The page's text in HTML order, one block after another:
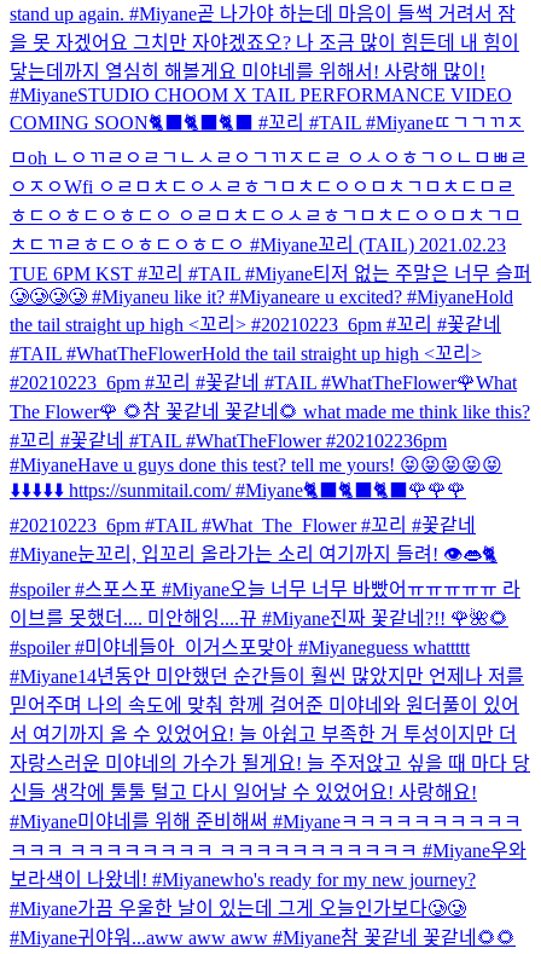
stand up again. #Miyane곧 나가야 하는데 마음이 들썩 거려서 잠
을 못 자겠어요 그치만 자야겠죠오? 나 조금 많이 힘든데 내 힘이
닿는데까지 열심히 해볼게요 미야네를 위해서! 사랑해 많이!
#MiyaneSTUDIO CHOOM X TAIL PERFORMANCE VIDEO
COMING SOON🐈‍⬛🐈‍⬛🐈‍⬛ #꼬리 #TAIL #Miyaneㄸㄱㄱㄲㅈ
ㅁoh ㄴㅇㄲㄹㅇㄹㄱㄴㅅㄹㅇㄱㄲㅈㄷㄹ ㅇㅅㅇㅎㄱㅇㄴㅁㅃㄹ
ㅇㅈㅇWfi ㅇㄹㅁㅊㄷㅇㅅㄹㅎㄱㅁㅊㄷㅇㅇㅁㅊㄱㅁㅊㄷㅁㄹ
ㅎㄷㅇㅎㄷㅇㅎㄷㅇ ㅇㄹㅁㅊㄷㅇㅅㄹㅎㄱㅁㅊㄷㅇㅇㅁㅊㄱㅁ
ㅊㄷㄲㄹㅎㄷㅇㅎㄷㅇㅎㄷㅇ #Miyane꼬리 (TAIL) 2021.02.23
TUE 6PM KST #꼬리 #TAIL #Miyane티저 없는 주말은 너무 슬퍼
🥲🥲🥲🥲 #Miyaneu like it? #Miyaneare u excited? #MiyaneHold
the tail straight up high <꼬리> #20210223_6pm #꼬리 #꽃같네
#TAIL #WhatTheFlowerHold the tail straight up high <꼬리>
#20210223_6pm #꼬리 #꽃같네 #TAIL #WhatTheFlower🌹What
The Flower🌹 🌻참 꽃같네 꽃같네🌻 what made me think like this?
#꼬리 #꽃같네 #TAIL #WhatTheFlower #202102236pm
#MiyaneHave u guys done this test? tell me yours! 😝😝😝😝😝
⬇️⬇️⬇️⬇️⬇️ https://sunmitail.com/ #Miyane🐈‍⬛🐈‍⬛🐈‍⬛🌹🌹🌹
#20210223_6pm #TAIL #What_The_Flower #꼬리 #꽃같네
#Miyane눈꼬리, 입꼬리 올라가는 소리 여기까지 들려! 👁️👄🐈
#spoiler #스포스포 #Miyane오늘 너무 너무 바빴어ㅠㅠㅠㅠㅠ 라
이브를 못했더.... 미안해잉....뀨 #Miyane진짜 꽃같네?!! 🌹🌺🌻
#spoiler #미야네들아_이거스포맞아 #Miyaneguess whattttt
#Miyane14년동안 미안했던 순간들이 훨씬 많았지만 언제나 저를
믿어주며 나의 속도에 맞춰 함께 걸어준 미야네와 원더풀이 있어
서 여기까지 올 수 있었어요! 늘 아쉽고 부족한 거 투성이지만 더
자랑스러운 미야네의 가수가 될게요! 늘 주저앉고 싶을 때 마다 당
신들 생각에 툴툴 털고 다시 일어날 수 있었어요! 사랑해요!
#Miyane미야네를 위해 준비해써 #Miyaneㅋㅋㅋㅋㅋㅋㅋㅋㅋㅋ
ㅋㅋㅋ ㅋㅋㅋㅋㅋㅋㅋㅋ ㅋㅋㅋㅋㅋㅋㅋㅋㅋㅋㅋ #Miyane우와
보라색이 나왔네! #Miyanewho's ready for my new journey?
#Miyane가끔 우울한 날이 있는데 그게 오늘인가보다🥲🥲
#Miyane귀야워...aww aww aww #Miyane참 꽃같네 꽃같네🌻🌻